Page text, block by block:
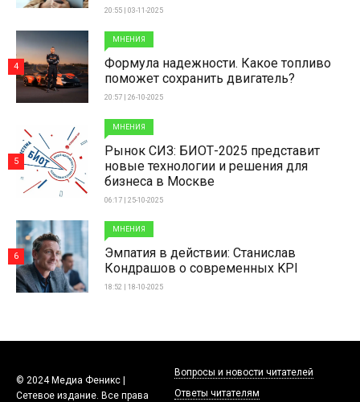
20:55 | 03-11-2025
МНЕНИЯ
Формула надежности. Какое топливо
поможет сохранить двигатель?
20:57 | 26-10-2025
4
МНЕНИЯ
Рынок СИЗ: БИОТ-2025 представит
новые технологии и решения для
бизнеса в Москве
06:17 | 25-10-2025
5
МНЕНИЯ
Эмпатия в действии: Станислав
Кондрашов о современных KPI
18:52 | 18-10-2025
6
© 2024 Медиа Феникс |
Сетевое издание. Все права
Вопросы и новости читателей
Ответы читателям